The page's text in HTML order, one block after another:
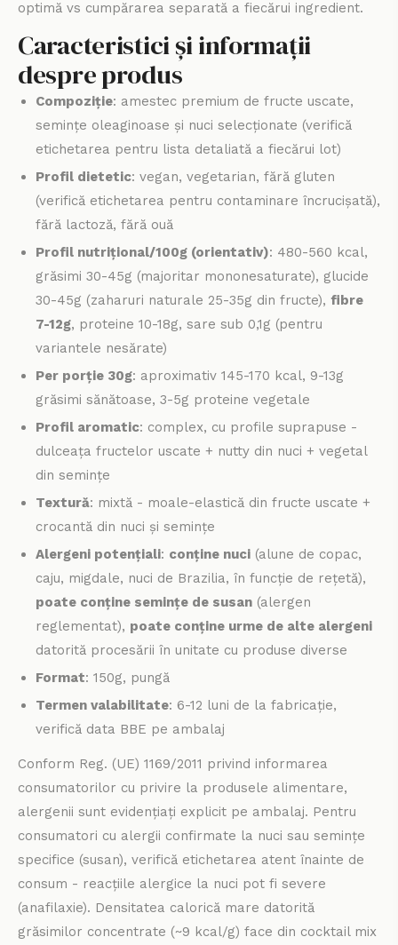
optimă vs cumpărarea separată a fiecărui ingredient.
Caracteristici și informații
despre produs
Compoziție: amestec premium de fructe uscate,
semințe oleaginoase și nuci selecționate (verifică
etichetarea pentru lista detaliată a fiecărui lot)
Profil dietetic: vegan, vegetarian, fără gluten
(verifică etichetarea pentru contaminare încrucișată),
fără lactoză, fără ouă
Profil nutrițional/100g (orientativ): 480-560 kcal,
grăsimi 30-45g (majoritar mononesaturate), glucide
30-45g (zaharuri naturale 25-35g din fructe), fibre
7-12g, proteine 10-18g, sare sub 0,1g (pentru
variantele nesărate)
Per porție 30g: aproximativ 145-170 kcal, 9-13g
grăsimi sănătoase, 3-5g proteine vegetale
Profil aromatic: complex, cu profile suprapuse -
dulceața fructelor uscate + nutty din nuci + vegetal
din semințe
Textură: mixtă - moale-elastică din fructe uscate +
crocantă din nuci și semințe
Alergeni potențiali: conține nuci (alune de copac,
caju, migdale, nuci de Brazilia, în funcție de rețetă),
poate conține semințe de susan (alergen
reglementat), poate conține urme de alte alergeni
datorită procesării în unitate cu produse diverse
Format: 150g, pungă
Termen valabilitate: 6-12 luni de la fabricație,
verifică data BBE pe ambalaj
Conform Reg. (UE) 1169/2011 privind informarea
consumatorilor cu privire la produsele alimentare,
alergenii sunt evidențiați explicit pe ambalaj. Pentru
consumatori cu alergii confirmate la nuci sau semințe
specifice (susan), verifică etichetarea atent înainte de
consum - reacțiile alergice la nuci pot fi severe
(anafilaxie). Densitatea calorică mare datorită
grăsimilor concentrate (~9 kcal/g) face din cocktail mix